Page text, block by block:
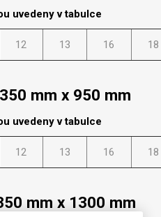
uvedeny v tabulce
12 13 16 18
mm x 950 mm
uvedeny v tabulce
12 13 16 18
mm x 1300 mm